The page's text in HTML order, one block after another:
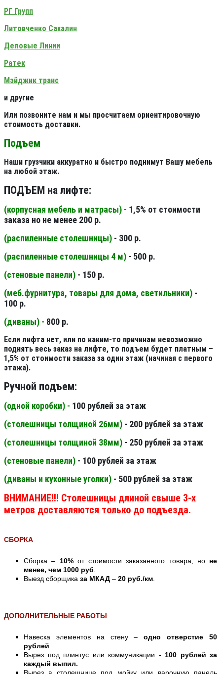
РГ Групп
Литовченко Сахалин
Деловые Линии
Ратек
Мэйджик транс
и другие
Или позвоните нам и мы просчитаем ориентировочную
стоимость доставки.
Подъем
Наши грузчики аккуратно и быстро поднимут Вашу мебель
на любой этаж.
ПОДЪЕМ на лифте:
(корпусная мебель и матрасы) - 1,5% от стоимости
заказа но не менее 200 р.
(распиленные столешницы) - 300 р.
(распиленные столешницы 4 м) - 500 р.
(стеновые панели) - 150 р.
(меб.фурнитура, товары для дома, светильники) -
100 р.
(диваны) - 800 р.
Если лифта нет, или по каким-то причинам невозможно
поднять весь заказ на лифте, то подъем будет платным –
1,5% от стоимости заказа за один этаж (начиная с первого
этажа).
Ручной подъем:
(одной коробки) - 100 рублей за этаж
(столешницы толщиной 26мм) - 200 рублей за этаж
(столешницы толщиной 38мм) - 250 рублей за этаж
(стеновые панели) - 100 рублей за этаж
(диваны и кухонные уголки) - 500 рублей за этаж
ВНИМАНИЕ!!! Столешницы длиной свыше 3-х
метров доставляются только до подъезда.
СБОРКА
Сборка – 10%от стоимости заказанного товара, но не
менее, чем 1000 руб
Выезд сборщика за МКАД – 20 руб./км
ДОПОЛНИТЕЛЬНЫЕ РАБОТЫ
Навеска элементов на стену –одно отверстие 50
рублей
Вырез под плинтус или коммуникации - 100 рублей за
каждый выпил.
Вырез в столешнице под мойку или варочную панель